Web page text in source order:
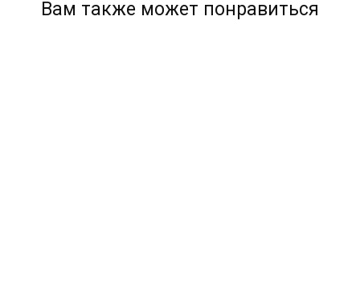
Вам также может понравиться